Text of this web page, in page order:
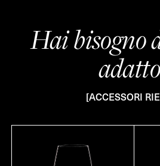
Hai bisogno
[ACCESSORI